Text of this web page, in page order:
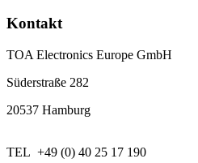
Kontakt
TOA Electronics Europe GmbH
Süderstraße 282
20537 Hamburg
TEL +49 (0) 40 25 17 190